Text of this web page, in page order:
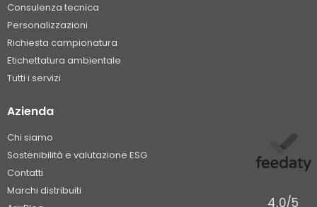
Consulenza tecnica
Personalizzazioni
Richiesta campionatura
Etichettatura ambientale
Tutti i servizi
Azienda
Chi siamo
Sostenibilità e valutazione ESG
Contatti
Marchi distribuiti
4,0/5